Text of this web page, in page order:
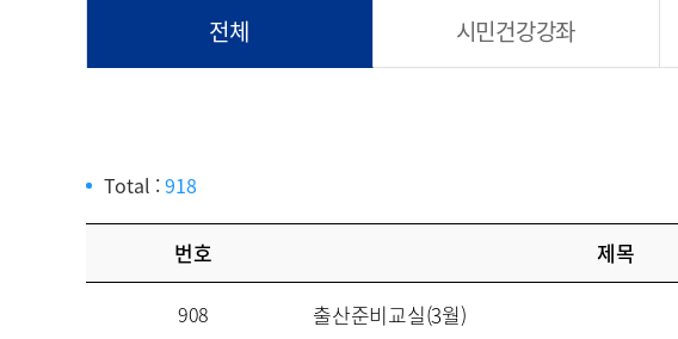
전체 시민건강강좌
Total :918
번호 제목
908 출산준비교실(3월)